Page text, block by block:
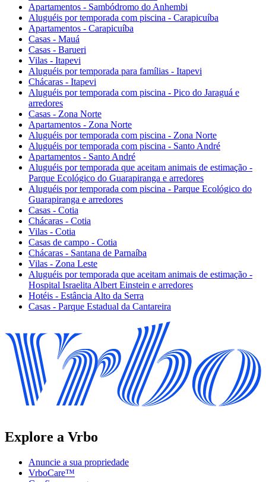
Apartamentos - Sambódromo do Anhembi
Aluguéis por temporada com piscina - Carapicuíba
Apartamentos - Carapicuíba
Casas - Mauá
Casas - Barueri
Vilas - Itapevi
Aluguéis por temporada para famílias - Itapevi
Chácaras - Itapevi
Aluguéis por temporada com piscina - Pico do Jaraguá e
arredores
Casas - Zona Norte
Apartamentos - Zona Norte
Aluguéis por temporada com piscina - Zona Norte
Aluguéis por temporada com piscina - Santo André
Apartamentos - Santo André
Aluguéis por temporada que aceitam animais de estimação -
Parque Ecológico do Guarapiranga e arredores
Aluguéis por temporada com piscina - Parque Ecológico do
Guarapiranga e arredores
Casas - Cotia
Chácaras - Cotia
Vilas - Cotia
Casas de campo - Cotia
Chácaras - Santana de Parnaíba
Vilas - Zona Leste
Aluguéis por temporada que aceitam animais de estimação -
Hospital Israelita Albert Einstein e arredores
Hotéis - Estância Alto da Serra
Casas - Parque Estadual da Cantareira
Explore a Vrbo
Anuncie a sua propriedade
VrboCare™